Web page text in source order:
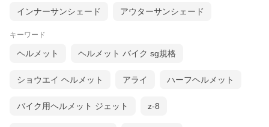
インナーサンシェード アウターサンシェード
キーワード
ヘルメット ヘルメット バイク sg規格
ショウエイ ヘルメット アライ ハーフヘルメット
バイク用ヘルメット ジェット z-8